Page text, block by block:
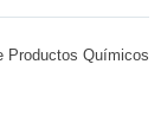
Productos Químicos